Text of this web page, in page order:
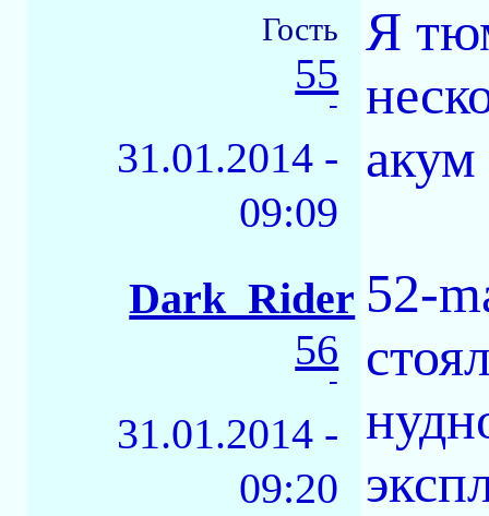
Гость
55
-
31.01.2014 -
09:09
Я
акум
Dark_Rider
56
-
31.01.2014 -
09:20
52-